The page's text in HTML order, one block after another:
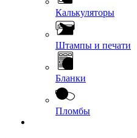
Калькуляторы
Штампы и печати
Бланки
Пломбы